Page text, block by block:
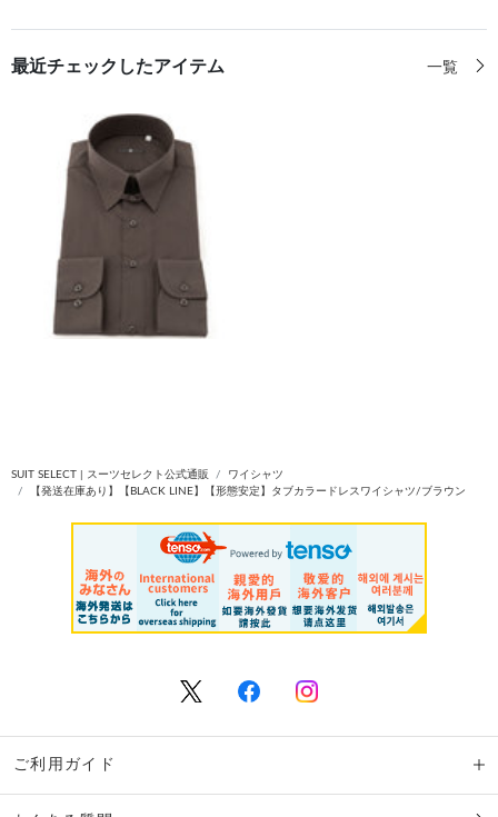
最近チェックしたアイテム 一覧
SUIT SELECT | スーツセレクト公式通販
ワイシャツ
【発送在庫あり】【BLACK LINE】【形態安定】タブカラードレスワイシャツ/ブラウン
ご利用ガイド